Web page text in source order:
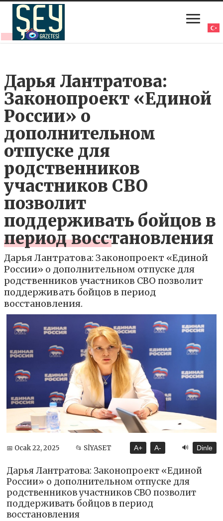
Дарья Лантратова:
Законопроект «Единой
России» о
дополнительном
отпуске для
родственников
участников СВО
позволит
поддерживать бойцов в
период восстановления
Дарья Лантратова: Законопроект «Единой
России» о дополнительном отпуске для
родственников участников СВО позволит
поддерживать бойцов в период
восстановления.
📅 Ocak 22, 2025 📂 SİYASET A+ A- 🔊 Dinle
Дарья Лантратова: Законопроект «Единой
России» о дополнительном отпуске для
родственников участников СВО позволит
поддерживать бойцов в период
восстановления